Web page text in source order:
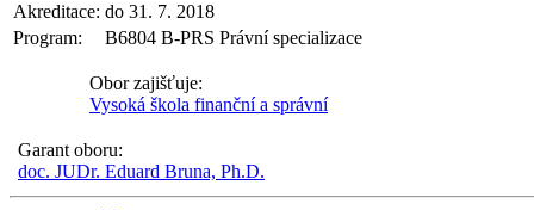
Akreditace: do 31. 7. 2018
Program:
B6804 B-PRS Právní specializace
Obor zajišťuje:
Vysoká škola finanční a správní
Garant oboru:
doc. JUDr. Eduard Bruna, Ph.D.